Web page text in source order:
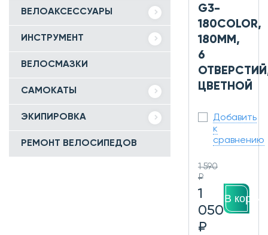
ВЕЛОАКСЕССУАРЫ
ИНСТРУМЕНТ
ВЕЛОСМАЗКИ
САМОКАТЫ
ЭКИПИРОВКА
РЕМОНТ ВЕЛОСИПЕДОВ
G3-
180COLOR,
180ММ,
6
ЦВЕТНОЙ
Добавить
к
сравнению
1 590
₽
1
050
₽
В